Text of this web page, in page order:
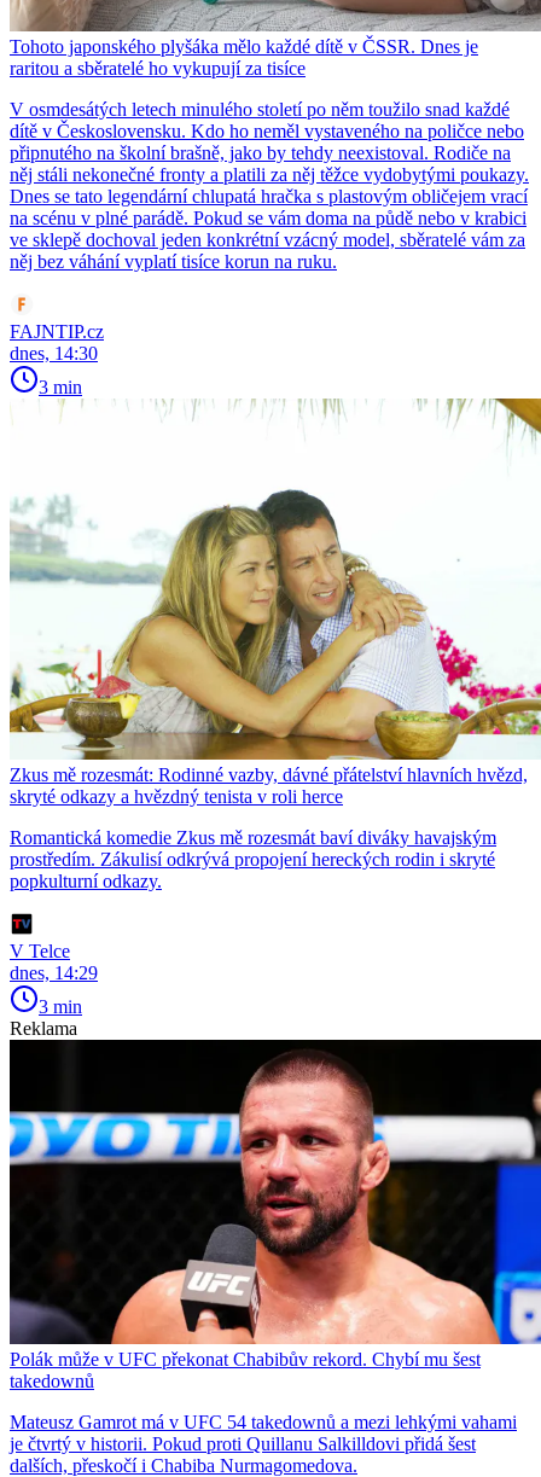
Tohoto japonského plyšáka mělo každé dítě v ČSSR. Dnes je
raritou a sběratelé ho vykupují za tisíce
V osmdesátých letech minulého století po něm toužilo snad každé
dítě v Československu. Kdo ho neměl vystaveného na poličce nebo
připnutého na školní brašně, jako by tehdy neexistoval. Rodiče na
něj stáli nekonečné fronty a platili za něj těžce vydobytými poukazy.
Dnes se tato legendární chlupatá hračka s plastovým obličejem vrací
na scénu v plné parádě. Pokud se vám doma na půdě nebo v krabici
ve sklepě dochoval jeden konkrétní vzácný model, sběratelé vám za
něj bez váhání vyplatí tisíce korun na ruku.
FAJNTIP.cz
dnes, 14:30
3 min
Zkus mě rozesmát: Rodinné vazby, dávné přátelství hlavních hvězd,
skryté odkazy a hvězdný tenista v roli herce
Romantická komedie Zkus mě rozesmát baví diváky havajským
prostředím. Zákulisí odkrývá propojení hereckých rodin i skryté
popkulturní odkazy.
V Telce
dnes, 14:29
3 min
Reklama
Polák může v UFC překonat Chabibův rekord. Chybí mu šest
takedownů
Mateusz Gamrot má v UFC 54 takedownů a mezi lehkými vahami
je čtvrtý v historii. Pokud proti Quillanu Salkilldovi přidá šest
dalších, přeskočí i Chabiba Nurmagomedova.